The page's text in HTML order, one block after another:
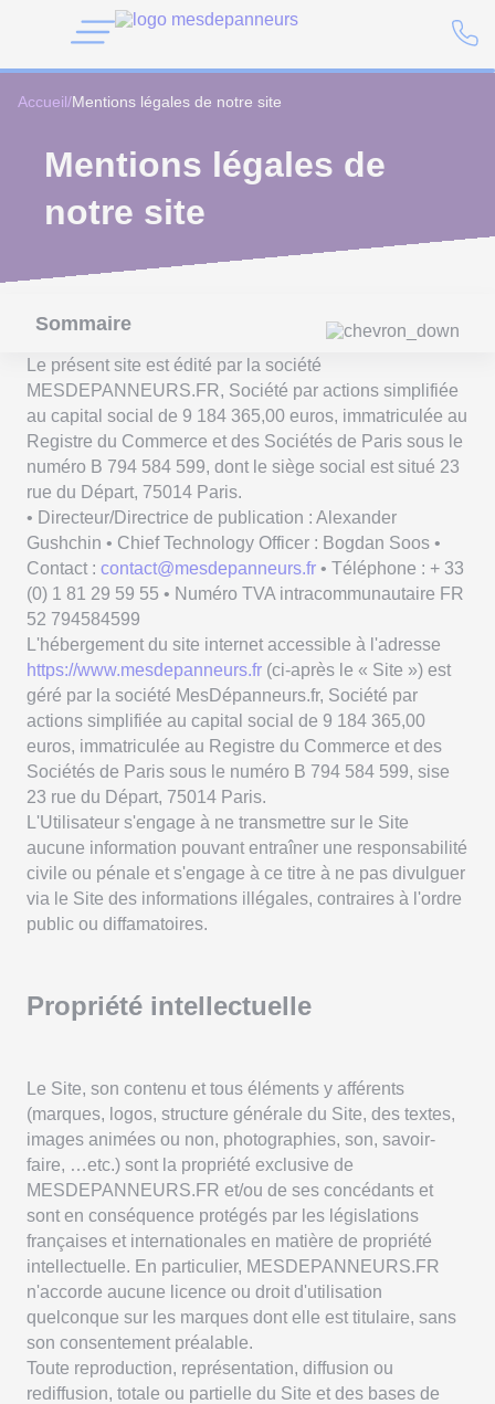
Accueil/Mentions légales de notre site
Mentions légales de
notre site
Sommaire
Le présent site est édité par la société
MESDEPANNEURS.FR, Société par actions simplifiée
au capital social de 9 184 365,00 euros, immatriculée au
Registre du Commerce et des Sociétés de Paris sous le
numéro B 794 584 599, dont le siège social est situé 23
rue du Départ, 75014 Paris.
• Directeur/Directrice de publication : Alexander
Gushchin • Chief Technology Officer : Bogdan Soos •
Contact : contact@mesdepanneurs.fr • Téléphone : + 33
(0) 1 81 29 59 55 • Numéro TVA intracommunautaire FR
52 794584599
L'hébergement du site internet accessible à l'adresse
https://www.mesdepanneurs.fr (ci-après le « Site ») est
géré par la société MesDépanneurs.fr, Société par
actions simplifiée au capital social de 9 184 365,00
euros, immatriculée au Registre du Commerce et des
Sociétés de Paris sous le numéro B 794 584 599, sise
23 rue du Départ, 75014 Paris.
L'Utilisateur s'engage à ne transmettre sur le Site
aucune information pouvant entraîner une responsabilité
civile ou pénale et s'engage à ce titre à ne pas divulguer
via le Site des informations illégales, contraires à l'ordre
public ou diffamatoires.
Propriété intellectuelle
Le Site, son contenu et tous éléments y afférents
(marques, logos, structure générale du Site, des textes,
images animées ou non, photographies, son, savoir-
faire, …etc.) sont la propriété exclusive de
MESDEPANNEURS.FR et/ou de ses concédants et
sont en conséquence protégés par les législations
françaises et internationales en matière de propriété
intellectuelle. En particulier, MESDEPANNEURS.FR
n'accorde aucune licence ou droit d'utilisation
quelconque sur les marques dont elle est titulaire, sans
son consentement préalable.
Toute reproduction, représentation, diffusion ou
rediffusion, totale ou partielle du Site et des bases de